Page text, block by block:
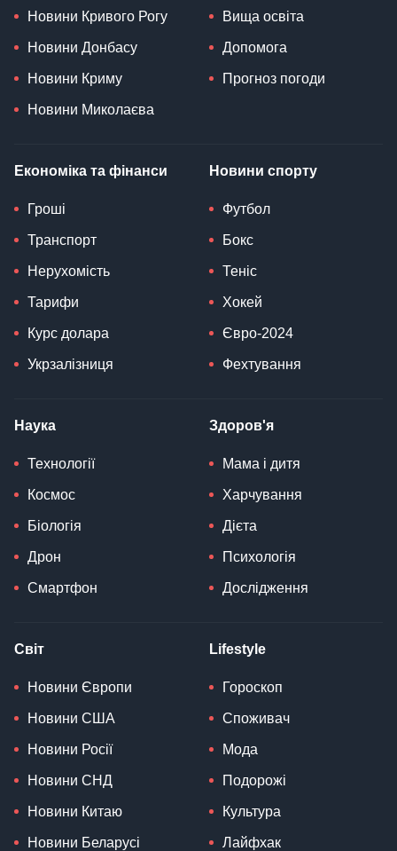
Новини Кривого Рогу
Новини Донбасу
Новини Криму
Новини Миколаєва
Вища освіта
Допомога
Прогноз погоди
Економіка та фінанси
Гроші
Транспорт
Нерухомість
Тарифи
Курс долара
Укрзалізниця
Новини спорту
Футбол
Бокс
Теніс
Хокей
Євро-2024
Фехтування
Наука
Технології
Космос
Біологія
Дрон
Смартфон
Здоров'я
Мама і дитя
Харчування
Дієта
Психологія
Дослідження
Світ
Новини Європи
Новини США
Новини Росії
Новини СНД
Новини Китаю
Новини Беларусі
Lifestyle
Гороскоп
Споживач
Мода
Подорожі
Культура
Лайфхак